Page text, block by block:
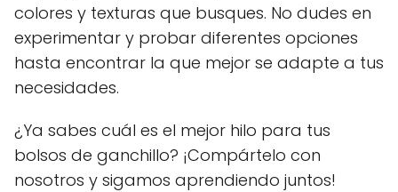
colores y texturas que busques. No dudes en
experimentar y probar diferentes opciones
hasta encontrar la que mejor se adapte a tus
necesidades.
¿Ya sabes cuál es el mejor hilo para tus
bolsos de ganchillo? ¡Compártelo con
nosotros y sigamos aprendiendo juntos!